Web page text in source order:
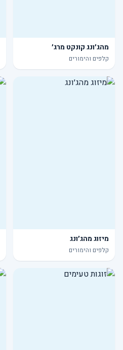
מהג׳ונג קונקט מרג׳
קלפים והימורים
מיזוג מהג׳ונג
קלפים והימורים